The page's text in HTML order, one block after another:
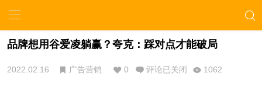
品牌想用谷爱凌躺赢？夸克：踩对点才能破局
2022.02.16 广告营销 0 评论已关闭 1062